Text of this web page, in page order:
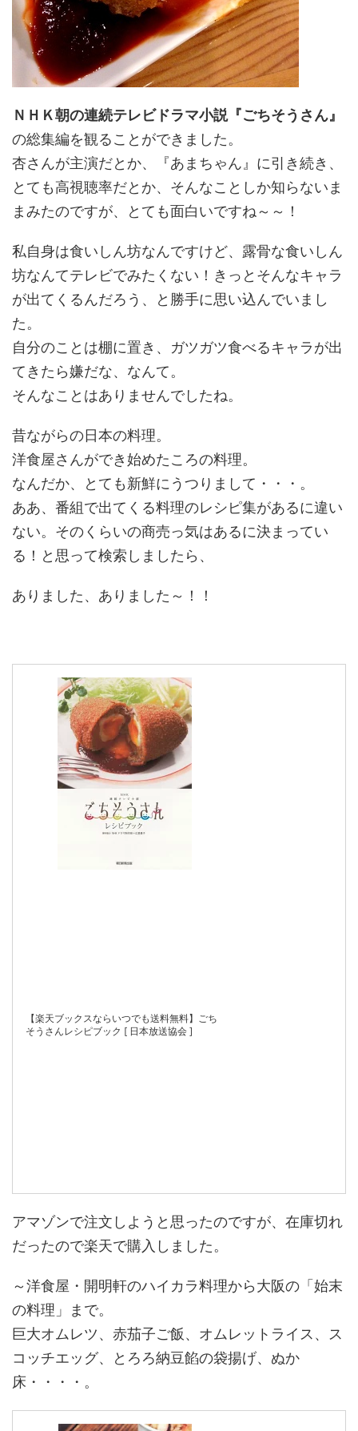
ＮＨＫ朝の連続テレビドラマ小説『ごちそうさん』
の総集編を観ることができました。
杏さんが主演だとか、『あまちゃん』に引き続き、
とても高視聴率だとか、そんなことしか知らないま
まみたのですが、とても面白いですね～～！
私自身は食いしん坊なんですけど、露骨な食いしん
坊なんてテレビでみたくない！きっとそんなキャラ
が出てくるんだろう、と勝手に思い込んでいまし
た。
自分のことは棚に置き、ガツガツ食べるキャラが出
てきたら嫌だな、なんて。
そんなことはありませんでしたね。
昔ながらの日本の料理。
洋食屋さんができ始めたころの料理。
なんだか、とても新鮮にうつりまして・・・。
ああ、番組で出てくる料理のレシピ集があるに違い
ない。そのくらいの商売っ気はあるに決まってい
る！と思って検索しましたら、
ありました、ありました～！！
【楽天ブックスならいつでも送料無料】ごち
そうさんレシピブック [ 日本放送協会 ]
アマゾンで注文しようと思ったのですが、在庫切れ
だったので楽天で購入しました。
～洋食屋・開明軒のハイカラ料理から大阪の「始末
の料理」まで。
巨大オムレツ、赤茄子ご飯、オムレットライス、ス
コッチエッグ、とろろ納豆餡の袋揚げ、ぬか
床・・・・。